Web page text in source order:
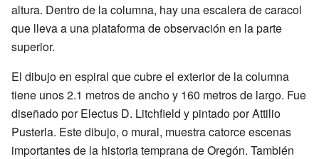
altura. Dentro de la columna, hay una escalera de caracol
que lleva a una plataforma de observación en la parte
superior.
El dibujo en espiral que cubre el exterior de la columna
tiene unos 2.1 metros de ancho y 160 metros de largo. Fue
diseñado por Electus D. Litchfield y pintado por Attilio
Pusterla. Este dibujo, o mural, muestra catorce escenas
importantes de la historia temprana de Oregón. También